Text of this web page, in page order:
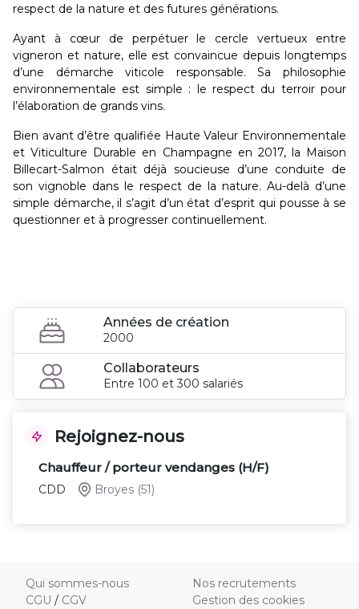
respect de la nature et des futures générations.
Ayant à cœur de perpétuer le cercle vertueux entre
vigneron et nature, elle est convaincue depuis longtemps
d’une démarche viticole responsable. Sa philosophie
environnementale est simple : le respect du terroir pour
l’élaboration de grands vins.
Bien avant d’être qualifiée Haute Valeur Environnementale
et Viticulture Durable en Champagne en 2017, la Maison
Billecart-Salmon était déjà soucieuse d’une conduite de
son vignoble dans le respect de la nature. Au-delà d’une
simple démarche, il s’agit d’un état d’esprit qui pousse à se
questionner et à progresser continuellement.
Années de création
2000
Collaborateurs
Entre 100 et 300 salariés
Rejoignez-nous
Chauffeur / porteur vendanges (H/F)
CDD Broyes (51)
Qui sommes-nous
CGU / CGV
Nos recrutements
Gestion des cookies